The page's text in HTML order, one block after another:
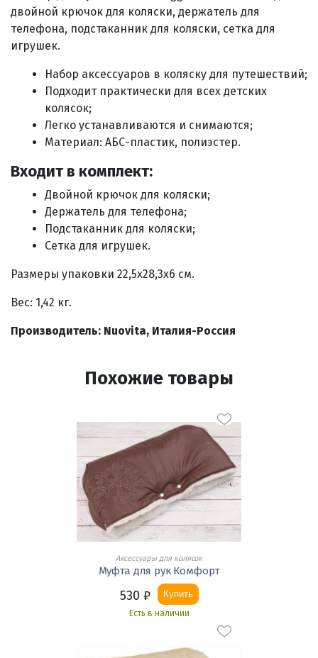
двойной крючок для коляски, держатель для
телефона, подстаканник для коляски, сетка для
игрушек.
Набор аксессуаров в коляску для путешествий;
Подходит практически для всех детских
колясок;
Легко устанавливаются и снимаются;
Материал: АБС-пластик, полиэстер.
Входит в комплект:
Двойной крючок для коляски;
Держатель для телефона;
Подстаканник для коляски;
Сетка для игрушек.
Размеры упаковки 22,5х28,3х6 см.
Вес: 1,42 кг.
Производитель: Nuovita, Италия-Россия
Похожие товары
Аксессуары для колясок
Муфта для рук Комфорт
530 ₽ Купить
Есть в наличии